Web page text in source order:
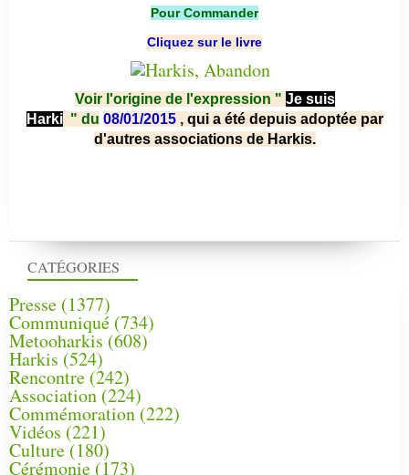
CATÉGORIES
Presse (1377)
Communiqué (734)
Metooharkis (608)
Harkis (524)
Rencontre (242)
Association (224)
Commémoration(222)
Vidéos (221)
Culture(180)
Cérémonie (173)
Pour Commander
Cliquez sur le livre
Voir l'origine de l'expression " Je suis
Harki " du 08/01/2015 , qui a été depuis adoptée par
d'autres associations de Harkis.